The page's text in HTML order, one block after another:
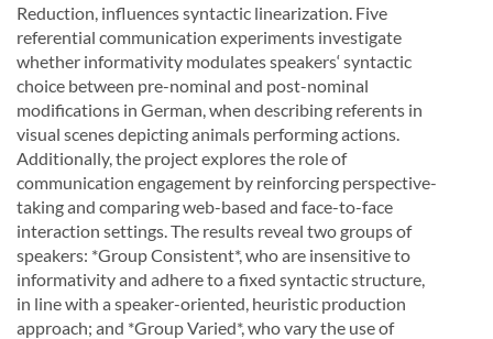
Reduction, influences syntactic linearization. Five
referential communication experiments investigate
whether informativity modulates speakers‘ syntactic
choice between pre-nominal and post-nominal
modifications in German, when describing referents in
visual scenes depicting animals performing actions.
Additionally, the project explores the role of
communication engagement by reinforcing perspective-
taking and comparing web-based and face-to-face
interaction settings. The results reveal two groups of
speakers: *Group Consistent*, who are insensitive to
informativity and adhere to a fixed syntactic structure,
in line with a speaker-oriented, heuristic production
approach; and *Group Varied*, who vary the use of